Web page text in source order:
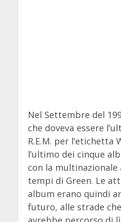
Nel Settembre del
che doveva essere
R.E.M. per l’etichetta
l’ultimo dei cinque
con la multinazionale
tempi di Green. Le
album erano quindi
futuro, alle strade